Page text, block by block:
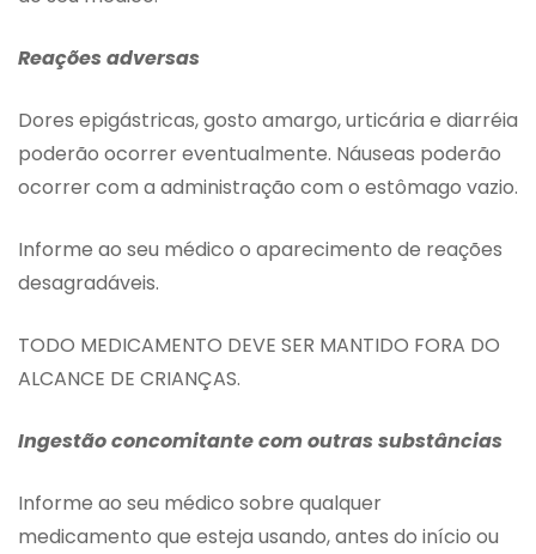
Reações adversas
Dores epigástricas, gosto amargo, urticária e diarréia
poderão ocorrer eventualmente. Náuseas poderão
ocorrer com a administração com o estômago vazio.
Informe ao seu médico o aparecimento de reações
desagradáveis.
TODO MEDICAMENTO DEVE SER MANTIDO FORA DO
ALCANCE DE CRIANÇAS.
Ingestão concomitante com outras substâncias
Informe ao seu médico sobre qualquer
medicamento que esteja usando, antes do início ou